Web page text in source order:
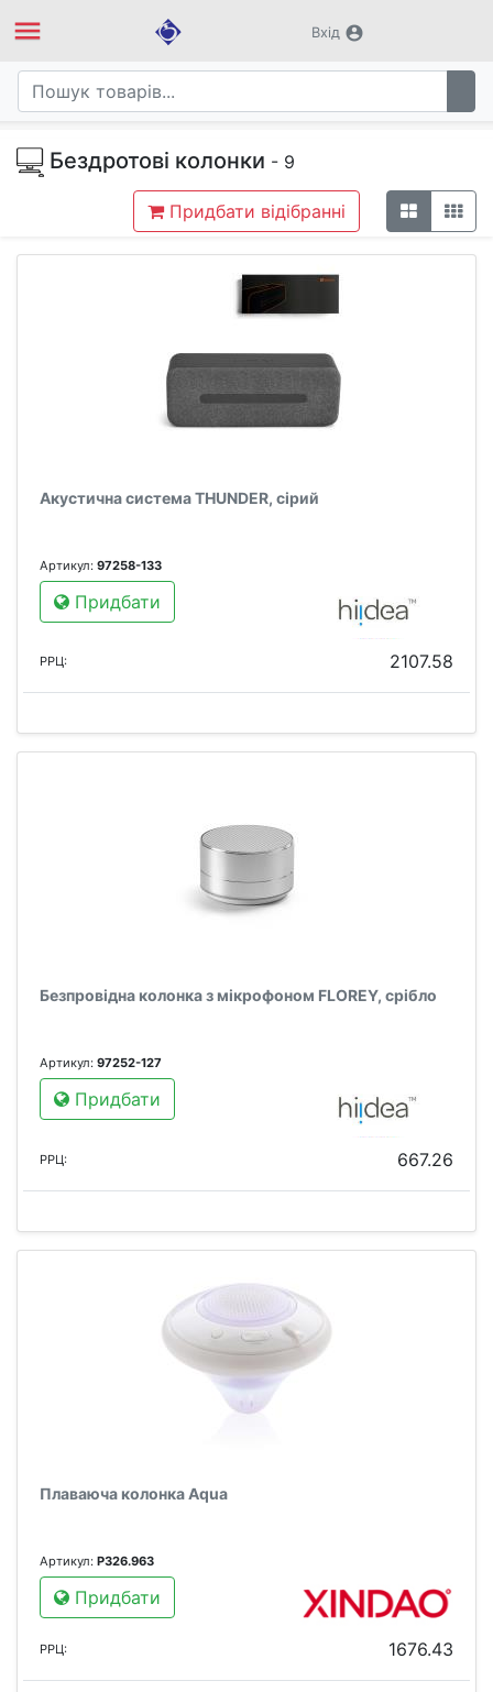
menu Вхід account_circle
Бездротові колонки - 9
Придбати відібранні
Акустична система THUNDER, сірий
Артикул: 97258-133
Придбати
РРЦ: 2107.58
Безпровідна колонка з мікрофоном FLOREY, срібло
Артикул: 97252-127
Придбати
РРЦ: 667.26
Плаваюча колонка Aqua
Артикул: P326.963
Придбати
РРЦ: 1676.43